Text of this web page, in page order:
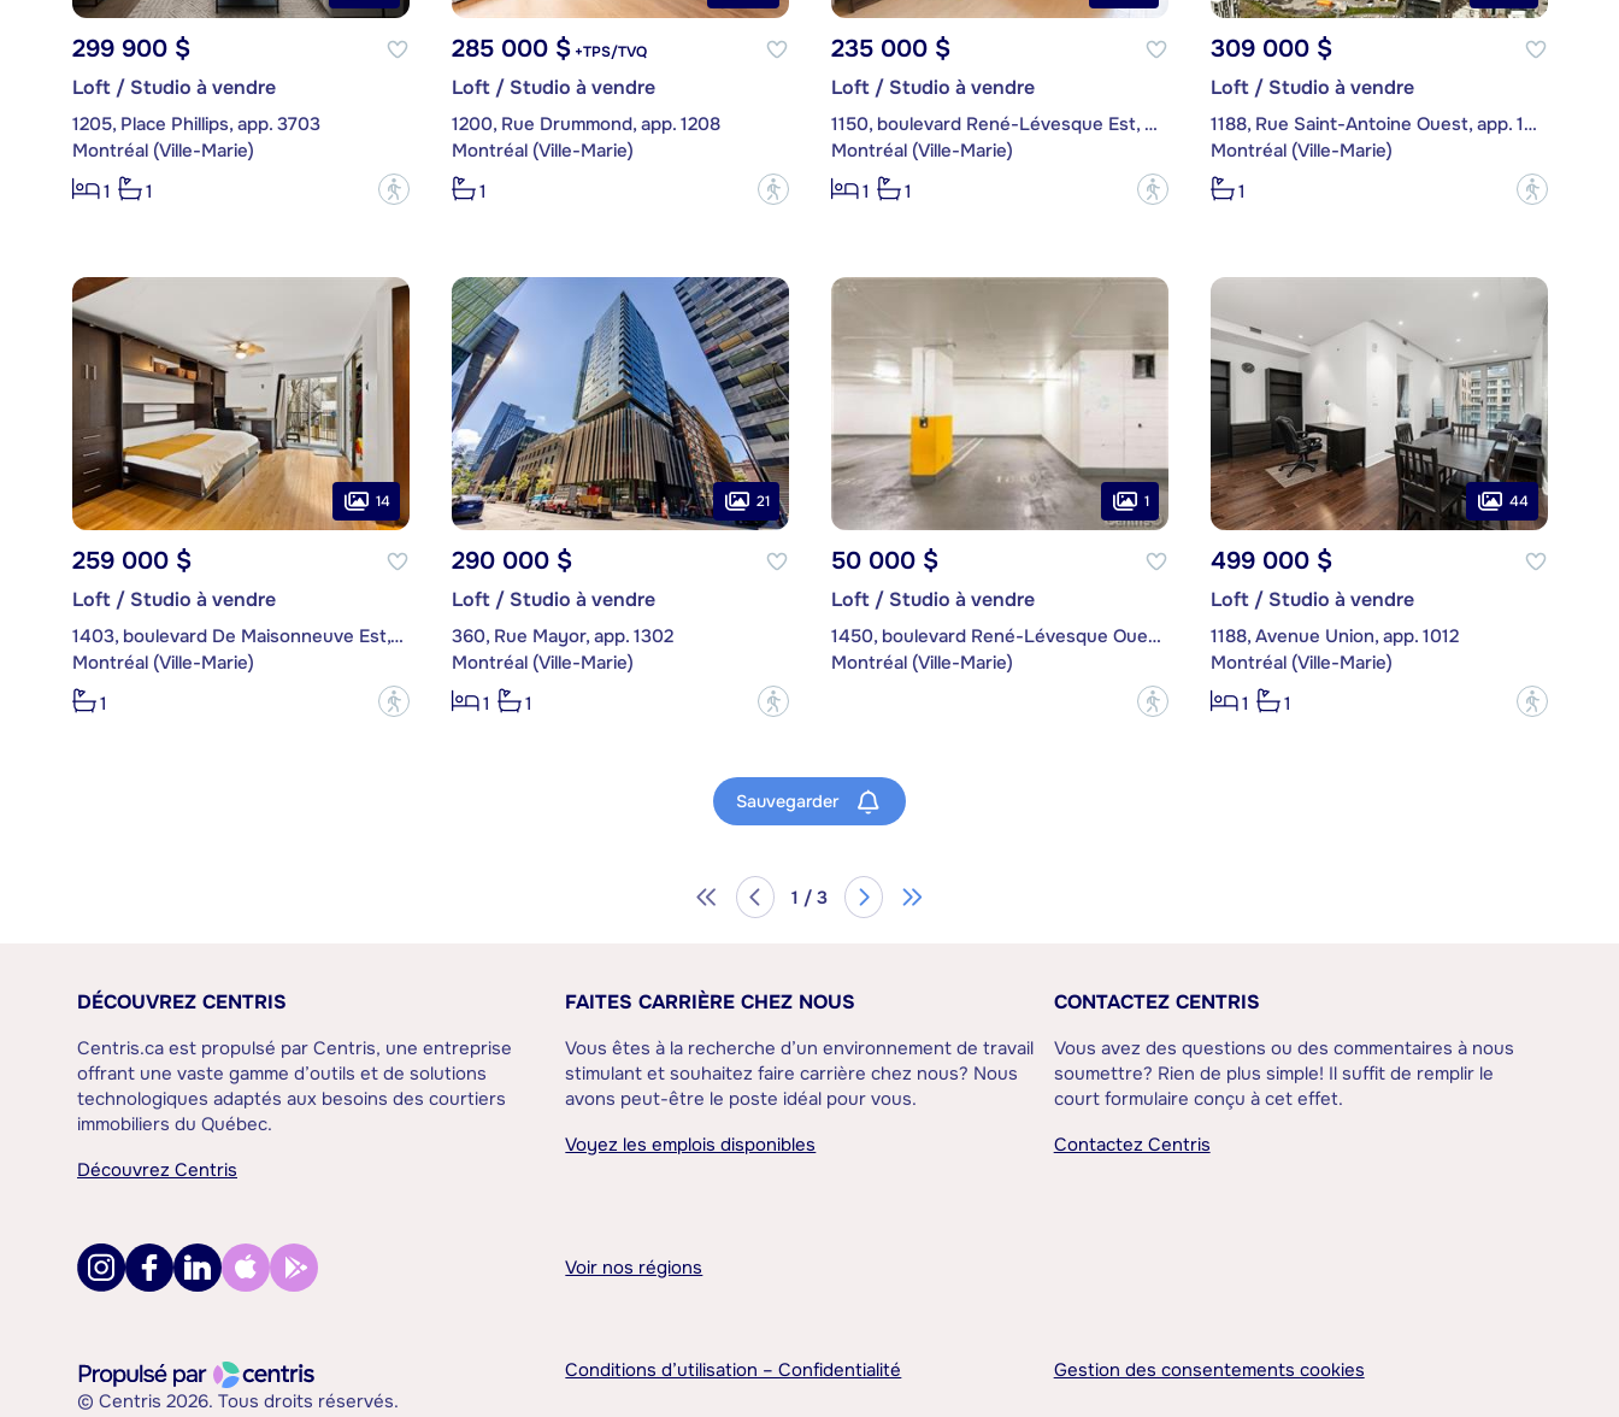
299 900 $
Loft / Studio à vendre
1205, Place Phillips, app. 3703
Montréal (Ville-Marie)
1
1 ?
285 000 $+TPS/TVQ
Loft / Studio à vendre
1200, Rue Drummond, app. 1208
Montréal (Ville-Marie)
1
?
235 000 $
Loft / Studio à vendre
1150, boulevard René-Lévesque Est, app. 622
Montréal (Ville-Marie)
1
1 ?
309 000 $
Loft / Studio à vendre
1188, Rue Saint-Antoine Ouest, app. 1911
Montréal (Ville-Marie)
1
?
14
259 000 $
Loft / Studio à vendre
1403, boulevard De Maisonneuve Est, app. 01
Montréal (Ville-Marie)
1
?
21
290 000 $
Loft / Studio à vendre
360, Rue Mayor, app. 1302
Montréal (Ville-Marie)
1
1 ?
1
50 000 $
Loft / Studio à vendre
1450, boulevard René-Lévesque Ouest, app. P4-166
Montréal (Ville-Marie)
?
44
499 000 $
Loft / Studio à vendre
1188, Avenue Union, app. 1012
Montréal (Ville-Marie)
1
1 ?
Sauvegarder
1 / 3
DÉCOUVREZ CENTRIS
Centris.ca est propulsé par Centris, une entreprise
offrant une vaste gamme d’outils et de solutions
technologiques adaptés aux besoins des courtiers
immobiliers du Québec.
Découvrez Centris
FAITES CARRIÈRE CHEZ NOUS
Vous êtes à la recherche d’un environnement de travail
stimulant et souhaitez faire carrière chez nous? Nous
avons peut-être le poste idéal pour vous.
Voyez les emplois disponibles
CONTACTEZ CENTRIS
Vous avez des questions ou des commentaires à nous
soumettre? Rien de plus simple! Il suffit de remplir le
court formulaire conçu à cet effet.
Contactez Centris
Voir nos régions
© Centris 2026. Tous droits réservés.
Conditions d’utilisation – Confidentialité Gestion des consentements cookies